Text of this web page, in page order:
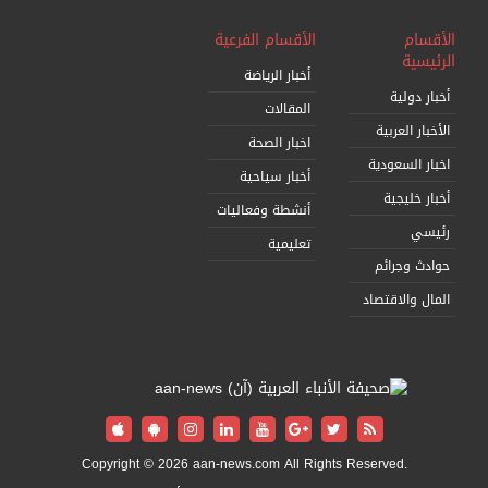
المركز الوطني للفعاليات يحصل على ثلاث شهادات أيزو
في إدارة الجودة وتقنية المعلومات و نظام أمن المعلومات
الأقسام
الرئيسية
أخبار دولية
الأخبار العربية
اخبار السعودية
أخبار خليجية
رئيسي
حوادث وجرائم
المال والاقتصاد
الأقسام الفرعية
أخبار الرياضة
المقالات
اخبار الصحة
أخبار سياحية
أنشطة وفعاليات
تعليمية
Copyright © 2026 aan-news.com All Rights Reserved.